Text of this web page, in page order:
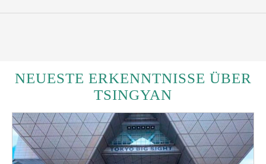
NEUESTE ERKENNTNISSE ÜBER
TSINGYAN